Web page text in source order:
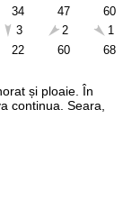
34
3
22
47
2
60
60
1
68
și ploaie. În
continua. Seara,